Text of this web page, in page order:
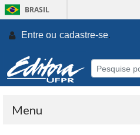
BRASIL
Entre ou cadastre-se.
Menu